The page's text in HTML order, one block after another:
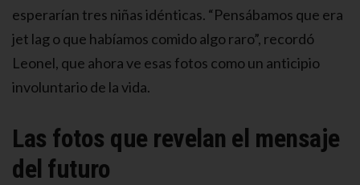
esperarían tres niñas idénticas. “Pensábamos que era
jet lag o que habíamos comido algo raro”, recordó
Leonel, que ahora ve esas fotos como un anticipio
involuntario de la vida.
Las fotos que revelan el mensaje
del futuro